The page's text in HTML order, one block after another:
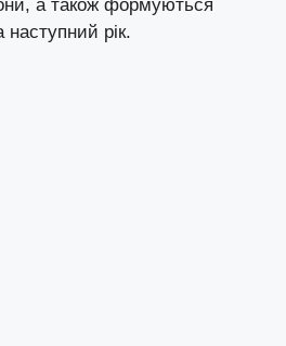
а також формуються
наступний рік.